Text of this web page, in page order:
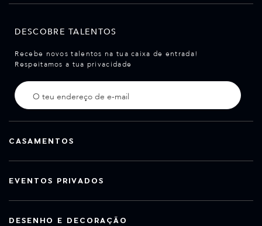
DESCOBRE TALENTOS
Recebe novos talentos na tua caixa de entrada!
Respeitamos a tua privacidade
CASAMENTOS
EVENTOS PRIVADOS
DESENHO E DECORAÇÃO